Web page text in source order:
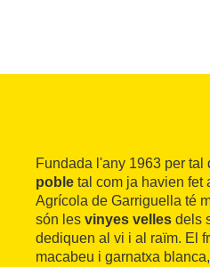
Fundada l'any 1963 per
poble tal com ja havien fet
Agrícola de Garriguella té
són les vinyes velles dels
dediquen al vi i al raïm. El
macabeu i garnatxa